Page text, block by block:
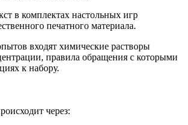
в комплектах настольных игр
печатного материала.
входят химические растворы
правила обращения с которыми
к набору.
через: